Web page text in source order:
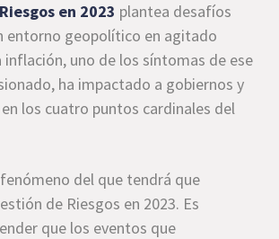
en 2023 plantea desafíos
entorno geopolítico en agitado
uno de los síntomas de ese
ha impactado a gobiernos y
los cuatro puntos cardinales del
del que tendrá que
de Riesgos en 2023. Es
que los eventos que